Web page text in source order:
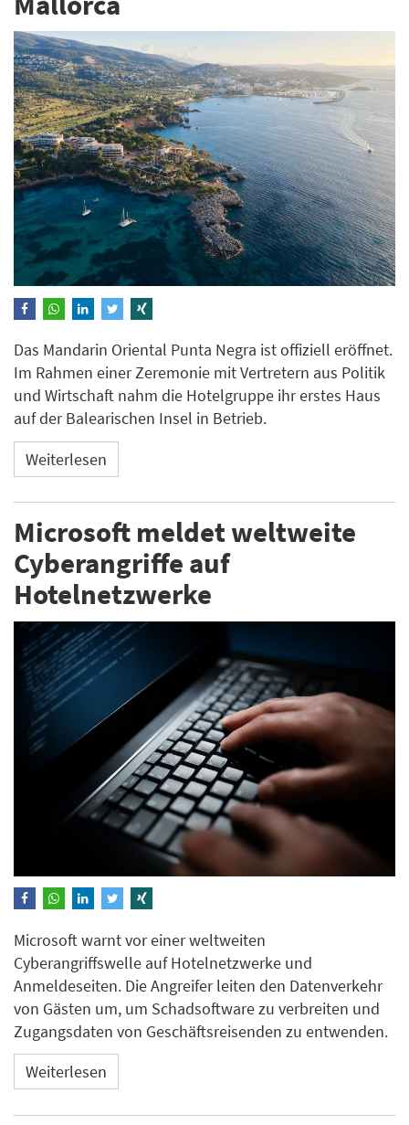
Das Mandarin Oriental Punta Negra ist offiziell eröffnet.
Im Rahmen einer Zeremonie mit Vertretern aus Politik
und Wirtschaft nahm die Hotelgruppe ihr erstes Haus
auf der Balearischen Insel in Betrieb.
Weiterlesen
Microsoft meldet weltweite
Cyberangriffe auf
Hotelnetzwerke
Microsoft warnt vor einer weltweiten
Cyberangriffswelle auf Hotelnetzwerke und
Anmeldeseiten. Die Angreifer leiten den Datenverkehr
von Gästen um, um Schadsoftware zu verbreiten und
Zugangsdaten von Geschäftsreisenden zu entwenden.
Weiterlesen